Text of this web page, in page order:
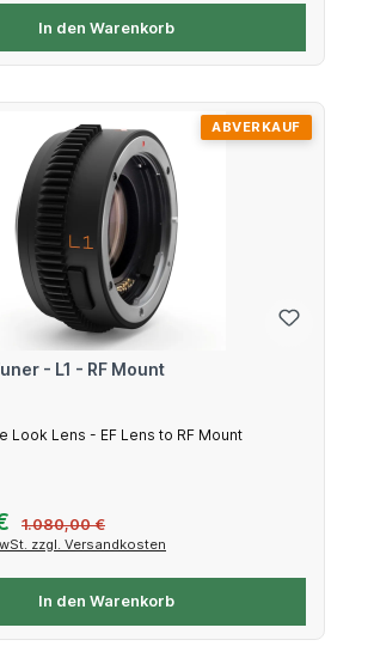
In den Warenkorb
- L1 - RF Mount
Look Lens - EF Lens to RF Mount
1.080,00 €
zzgl. Versandkosten
In den Warenkorb
ABVERKAUF